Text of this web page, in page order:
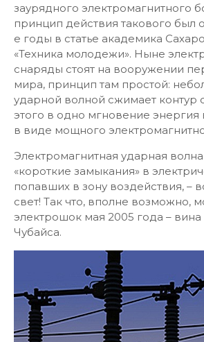
заурядного электромагнитного
принцип действия такового был
е годы в статье академика
«Техника молодежи». Ныне
снаряды стоят на вооружении
мира, принцип там простой:
ударной волной сжимает контур
этого в одно мгновение энергия
в виде мощного
Электромагнитная ударная
«короткие замыкания» в
попавших в зону воздействия, –
свет! Так что, вполне возможно,
электрошок мая 2005 года –
Чубайса.